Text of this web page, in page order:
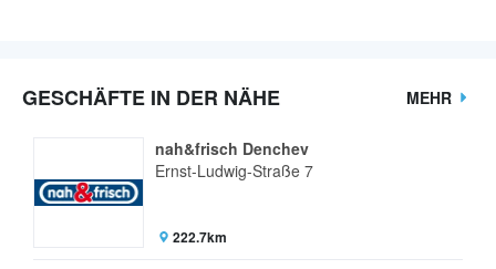
GESCHÄFTE IN DER NÄHE MEHR
nah&frisch Denchev
Ernst-Ludwig-Straße 7
222.7km